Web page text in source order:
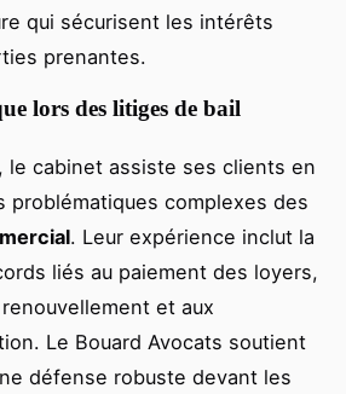
qui sécurisent les intérêts
prenantes.
lors des litiges de bail
le cabinet assiste ses clients en
problématiques complexes des
. Leur expérience inclut la
liés au paiement des loyers,
et aux
Le Bouard Avocats soutient
défense robuste devant les